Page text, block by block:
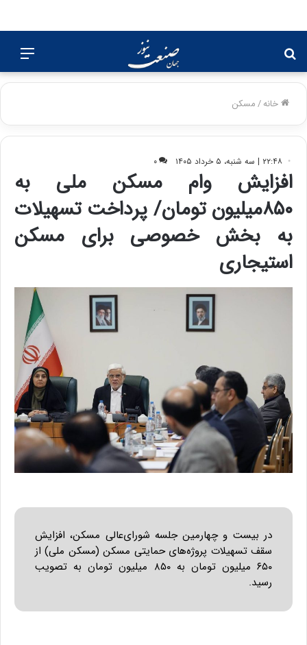
برای
خانه/مسکن
۲۲:۴۸ | سه شنبه، ۵ خرداد ۱۴۰۵ ۰
افزایش وام مسکن ملی به
۸۵۰میلیون تومان/ پرداخت تسهیلات
به بخش خصوصی برای مسکن
استیجاری
در بیست و چهارمین جلسه شورای‌عالی مسکن، افزایش
سقف تسهیلات پروژه‌های حمایتی مسکن (مسکن ملی) از
۶۵۰ میلیون تومان به ۸۵۰ میلیون تومان به تصویب
رسید.